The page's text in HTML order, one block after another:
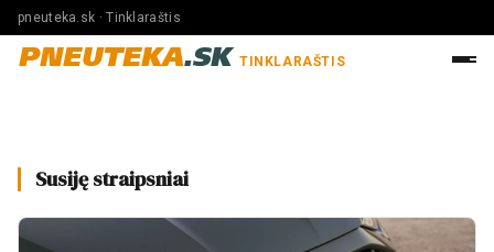
pneuteka.sk · Tinklaraštis
PNEUTEKA.SK TINKLARAŠTIS
Susiję straipsniai